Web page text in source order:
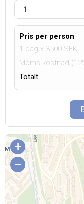
1
Pris per person
1 dag x 3500 SEK
Moms kostnad
Totalt
+
−